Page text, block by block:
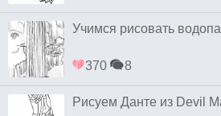
Учимся рисовать
370 8
Рисуем Данте из Devil